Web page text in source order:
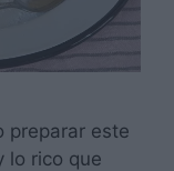
preparar este
lo rico que